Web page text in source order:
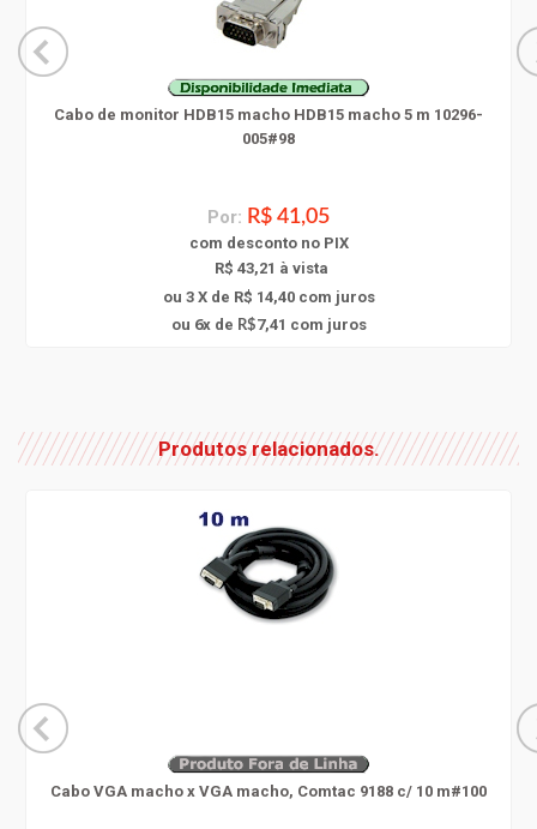
Cabo de monitor HDB15 macho HDB15 macho 5 m 10296-
005#98
Por: R$ 41,05
com desconto no PIX
R$ 43,21 à vista
ou 3 X de R$ 14,40com juros
ou 6x de R$7,41 com juros
Produtos relacionados.
Cabo VGA macho x VGA macho, Comtac 9188 c/ 10 m#100